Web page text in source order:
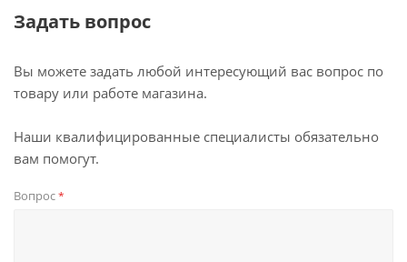
Задать вопрос
Вы можете задать любой интересующий вас вопрос по
товару или работе магазина.
Наши квалифицированные специалисты обязательно
вам помогут.
Вопрос*